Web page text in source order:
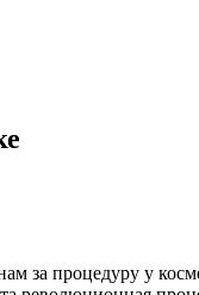
за процедуру у